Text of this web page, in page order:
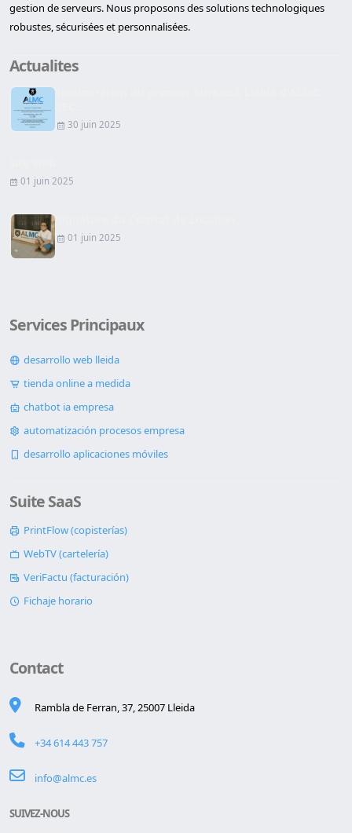
gestion de serveurs. Nous proposons des solutions technologiques
robustes, sécurisées et personnalisées.
Actualites
30 juin 2025
01 juin 2025
01 juin 2025
Services Principaux
desarrollo web lleida
tienda online a medida
chatbot ia empresa
automatización procesos empresa
desarrollo aplicaciones móviles
Suite SaaS
PrintFlow (copisterías)
WebTV (cartelería)
VeriFactu (facturación)
Fichaje horario
Contact
Rambla de Ferran, 37, 25007 Lleida
+34 614 443 757
info@almc.es
SUIVEZ-NOUS